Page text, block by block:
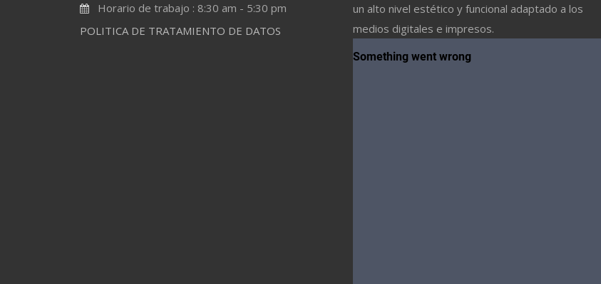
Horario de trabajo : 8:30 am - 5:30 pm
POLITICA DE TRATAMIENTO DE DATOS
un alto nivel estético y funcional adaptado a los
medios digitales e impresos.